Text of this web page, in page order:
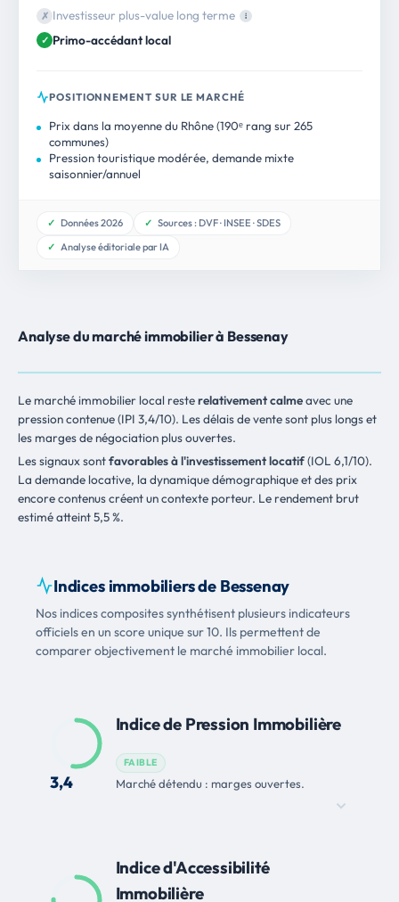
✗ Investisseur plus-value long terme i
✓ Primo-accédant local
POSITIONNEMENT SUR LE MARCHÉ
Prix dans la moyenne du Rhône (190ᵉ rang sur 265
communes)
Pression touristique modérée, demande mixte
saisonnier/annuel
Données 2026
Sources : DVF · INSEE · SDES
Analyse éditoriale par IA
Analyse du marché immobilier à Bessenay
Le marché immobilier local resterelativement calmeavec une
pression contenue (IPI 3,4/10). Les délais de vente sont plus longs et
les marges de négociation plus ouvertes.
Les signaux sontfavorables à l'investissement locatif(IOL 6,1/10).
La demande locative, la dynamique démographique et des prix
encore contenus créent un contexte porteur. Le rendement brut
estimé atteint 5,5 %.
Indices immobiliers de Bessenay
Nos indices composites synthétisent plusieurs indicateurs
officiels en un score unique sur 10. Ils permettent de
comparer objectivement le marché immobilier local.
3,4
Indice de Pression Immobilière
FAIBLE
Marché détendu : marges ouvertes.
Indice d'Accessibilité
Immobilière